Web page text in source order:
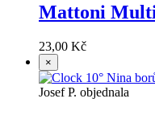
Mattoni
23,00 Kč
×
Josef P. objednala